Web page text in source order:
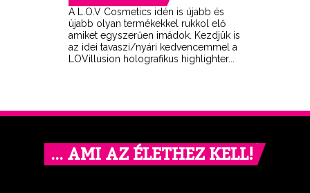
A L.O.V Cosmetics idén is újabb és
újabb olyan termékekkel rukkol elő
amiket egyszerűen imádok. Kezdjük is
az idei tavaszi/nyári kedvencemmel a
LOVillusion holografikus highlighter...
… AMI AZ ÉLETHEZ KELL!